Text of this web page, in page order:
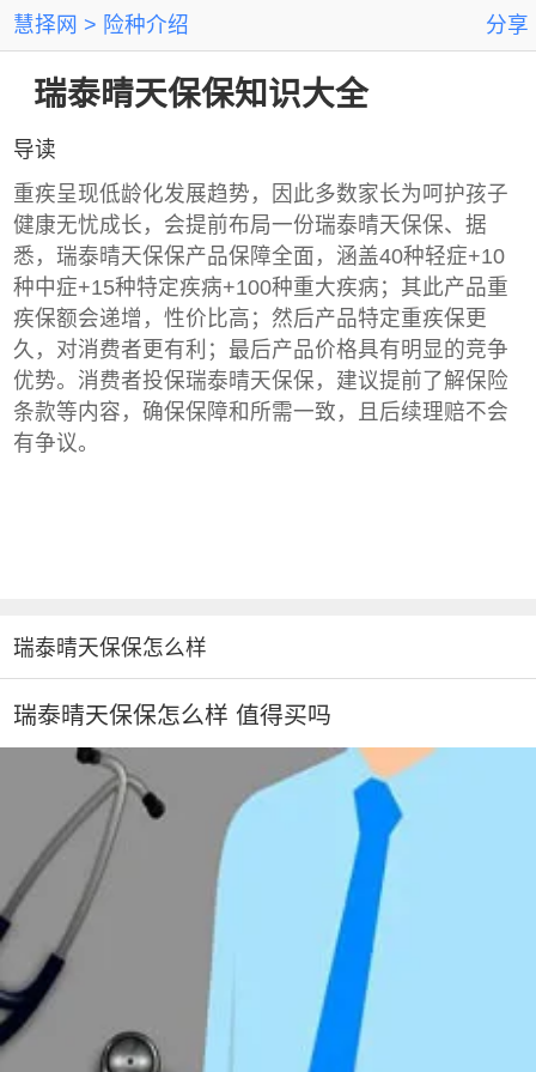
慧择网 险种介绍 分享
瑞泰晴天保保知识大全
导读
重疾呈现低龄化发展趋势，因此多数家长为呵护孩子
健康无忧成长，会提前布局一份瑞泰晴天保保、据
悉，瑞泰晴天保保产品保障全面，涵盖40种轻症+10
种中症+15种特定疾病+100种重大疾病；其此产品重
疾保额会递增，性价比高；然后产品特定重疾保更
久，对消费者更有利；最后产品价格具有明显的竞争
优势。消费者投保瑞泰晴天保保，建议提前了解保险
条款等内容，确保保障和所需一致，且后续理赔不会
有争议。
瑞泰晴天保保怎么样
瑞泰晴天保保怎么样 值得买吗